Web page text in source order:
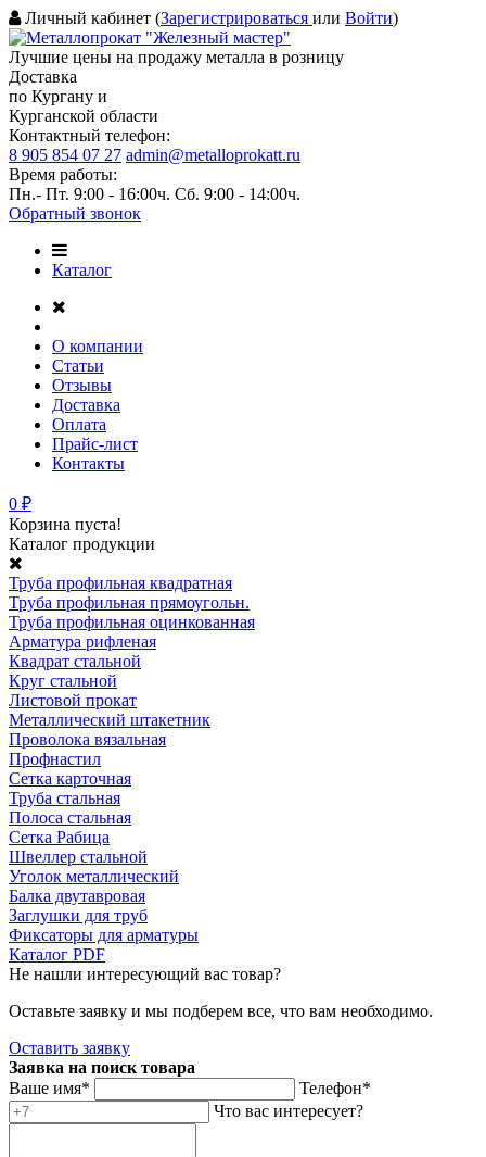
Личный кабинет (Зарегистрироваться или Войти)
Лучшие цены на продажу металла в розницу
Доставка
по Кургану и
Курганской области
Контактный телефон:
8 905 854 07 27 admin@metalloprokatt.ru
Время работы:
Пн.- Пт. 9:00 - 16:00ч. Сб. 9:00 - 14:00ч.
Обратный звонок
Каталог
О компании
Статьи
Отзывы
Доставка
Оплата
Прайс-лист
Контакты
0 ₽
Корзина пуста!
Каталог продукции
Труба профильная квадратная
Труба профильная прямоугольн.
Труба профильная оцинкованная
Арматура рифленая
Квадрат стальной
Круг стальной
Листовой прокат
Металлический штакетник
Проволока вязальная
Профнастил
Сетка карточная
Труба стальная
Полоса стальная
Сетка Рабица
Швеллер стальной
Уголок металлический
Балка двутавровая
Заглушки для труб
Фиксаторы для арматуры
Каталог PDF
Не нашли интересующий вас товар?
Оставьте заявку и мы подберем все, что вам необходимо.
Оставить заявку
Заявка на поиск товара
Ваше имя*
Телефон*
Что вас интересует?